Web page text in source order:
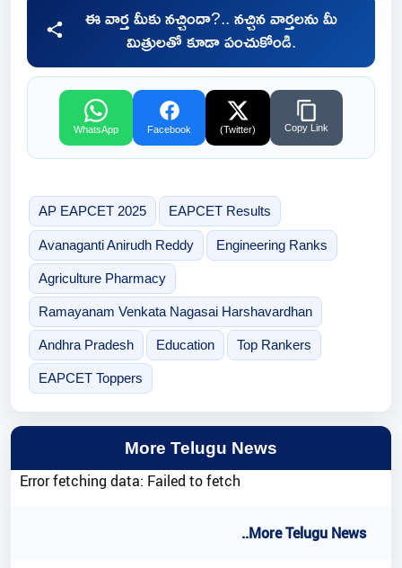
ఈ వార్త మీకు నచ్చిందా?.. నచ్చిన వార్తలను మీ
మిత్రులతో కూడా పంచుకోండి.
WhatsApp Facebook (Twitter) Copy Link
AP EAPCET 2025 EAPCET Results
Avanaganti Anirudh Reddy Engineering Ranks
Agriculture Pharmacy
Ramayanam Venkata Nagasai Harshavardhan
Andhra Pradesh Education Top Rankers
EAPCET Toppers
More Telugu News
Error fetching data: Failed to fetch
..More Telugu News